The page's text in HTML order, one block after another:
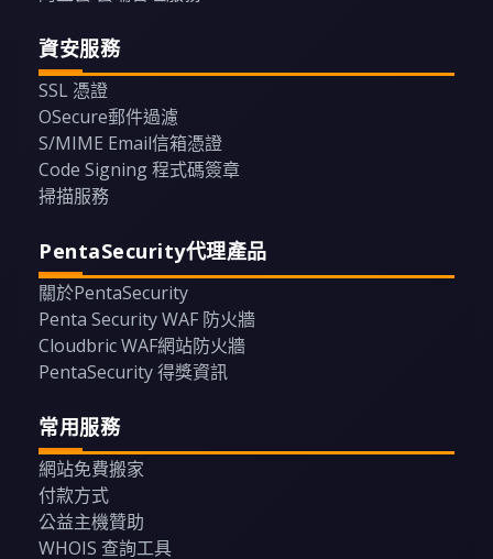
資安服務
SSL 憑證
OSecure郵件過濾
S/MIME Email信箱憑證
Code Signing 程式碼簽章
掃描服務
PentaSecurity代理產品
關於PentaSecurity
Penta Security WAF 防火牆
Cloudbric WAF網站防火牆
PentaSecurity 得獎資訊
常用服務
網站免費搬家
付款方式
公益主機贊助
WHOIS 查詢工具